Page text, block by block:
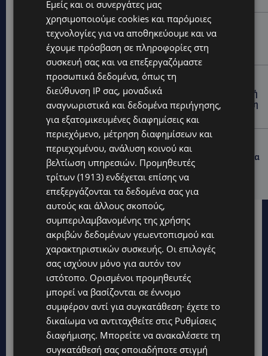
UPDATES
ΜΟΝΗ ΑΓΙΟΥ ΝΕΟΦΥΤΟΥ: «Για αποκατάσταση της
αλήθειας» – Όλα ξεκίνησαν για ένα δωμάτιο
UPDATES
ΘΑ ΣΑΛΠΑΡΟΥΜΕ: Δεν σταματά η θαλάσσια επιβατική
σύνδεση Κύπρου – Ελλάδας το 2027-Πότε θα κριθεί η
συνέχεια από το 2028
UPDATES
ΛΕΩΦΟΡΟΣ ΤΣΕΡΙΟΥ: Άνοιξε ο δρόμος, αλλά άρχισαν τα
παράπονα των πολιτών – «Έγινε σωστά ο
σχεδιασμός;»
Εμείς και οι συνεργάτες μας
χρησιμοποιούμε cookies και παρόμοιες
τεχνολογίες για να αποθηκεύουμε και να
έχουμε πρόσβαση σε πληροφορίες στη
συσκευή σας και να επεξεργαζόμαστε
προσωπικά δεδομένα, όπως τη
διεύθυνση IP σας, μοναδικά
αναγνωριστικά και δεδομένα περιήγησης,
για εξατομικευμένες διαφημίσεις και
περιεχόμενο, μέτρηση διαφημίσεων και
περιεχομένου, ανάλυση κοινού και
βελτίωση υπηρεσιών. Προμηθευτές
τρίτων (1913) ενδέχεται επίσης να
επεξεργάζονται τα δεδομένα σας για
αυτούς και άλλους σκοπούς,
συμπεριλαμβανομένης της χρήσης
ακριβών δεδομένων γεωεντοπισμού και
χαρακτηριστικών συσκευής. Οι επιλογές
σας ισχύουν μόνο για αυτόν τον
ιστότοπο. Ορισμένοι προμηθευτές
μπορεί να βασίζονται σε έννομο
συμφέρον αντί για συγκατάθεση· έχετε το
δικαίωμα να αντιταχθείτε στις Ρυθμίσεις
διαφήμισης. Μπορείτε να ανακαλέσετε τη
συγκατάθεσή σας οποιαδήποτε στιγμή